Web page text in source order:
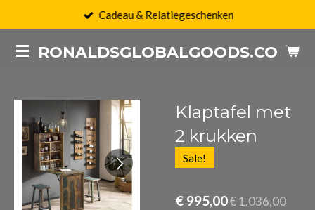
naar
RONALDSGLOBALGOODS.COM
Cadeau & Relatiegeschenken
Klaptafel met
2 krukken
Sale!
€ 995,00€ 1.036,00